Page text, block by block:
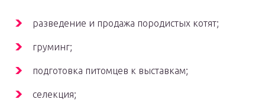
разведение и продажа породистых котят;
груминг;
подготовка питомцев к выставкам;
селекция;